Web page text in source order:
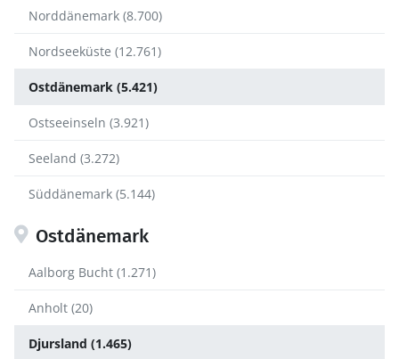
Norddänemark (8.700)
Nordseeküste (12.761)
Ostdänemark (5.421)
Ostseeinseln (3.921)
Seeland (3.272)
Süddänemark (5.144)
Ostdänemark
Aalborg Bucht (1.271)
Anholt (20)
Djursland (1.465)